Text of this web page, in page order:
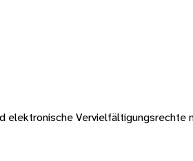
elektronische Vervielfältigungsrechte